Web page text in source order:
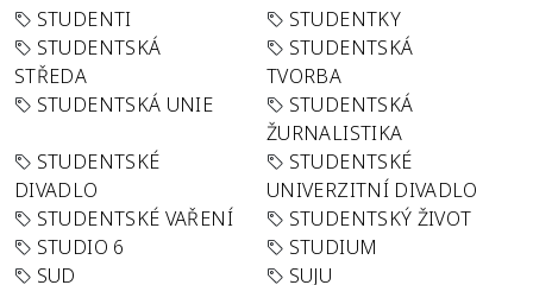
STUDENTI
STUDENTKY
STUDENTSKÁ
STŘEDA
STUDENTSKÁ
TVORBA
STUDENTSKÁ UNIE
STUDENTSKÁ
ŽURNALISTIKA
STUDENTSKÉ
DIVADLO
STUDENTSKÉ
UNIVERZITNÍ DIVADLO
STUDENTSKÉ VAŘENÍ
STUDENTSKÝ ŽIVOT
STUDIO 6
STUDIUM
SUD
SUJU